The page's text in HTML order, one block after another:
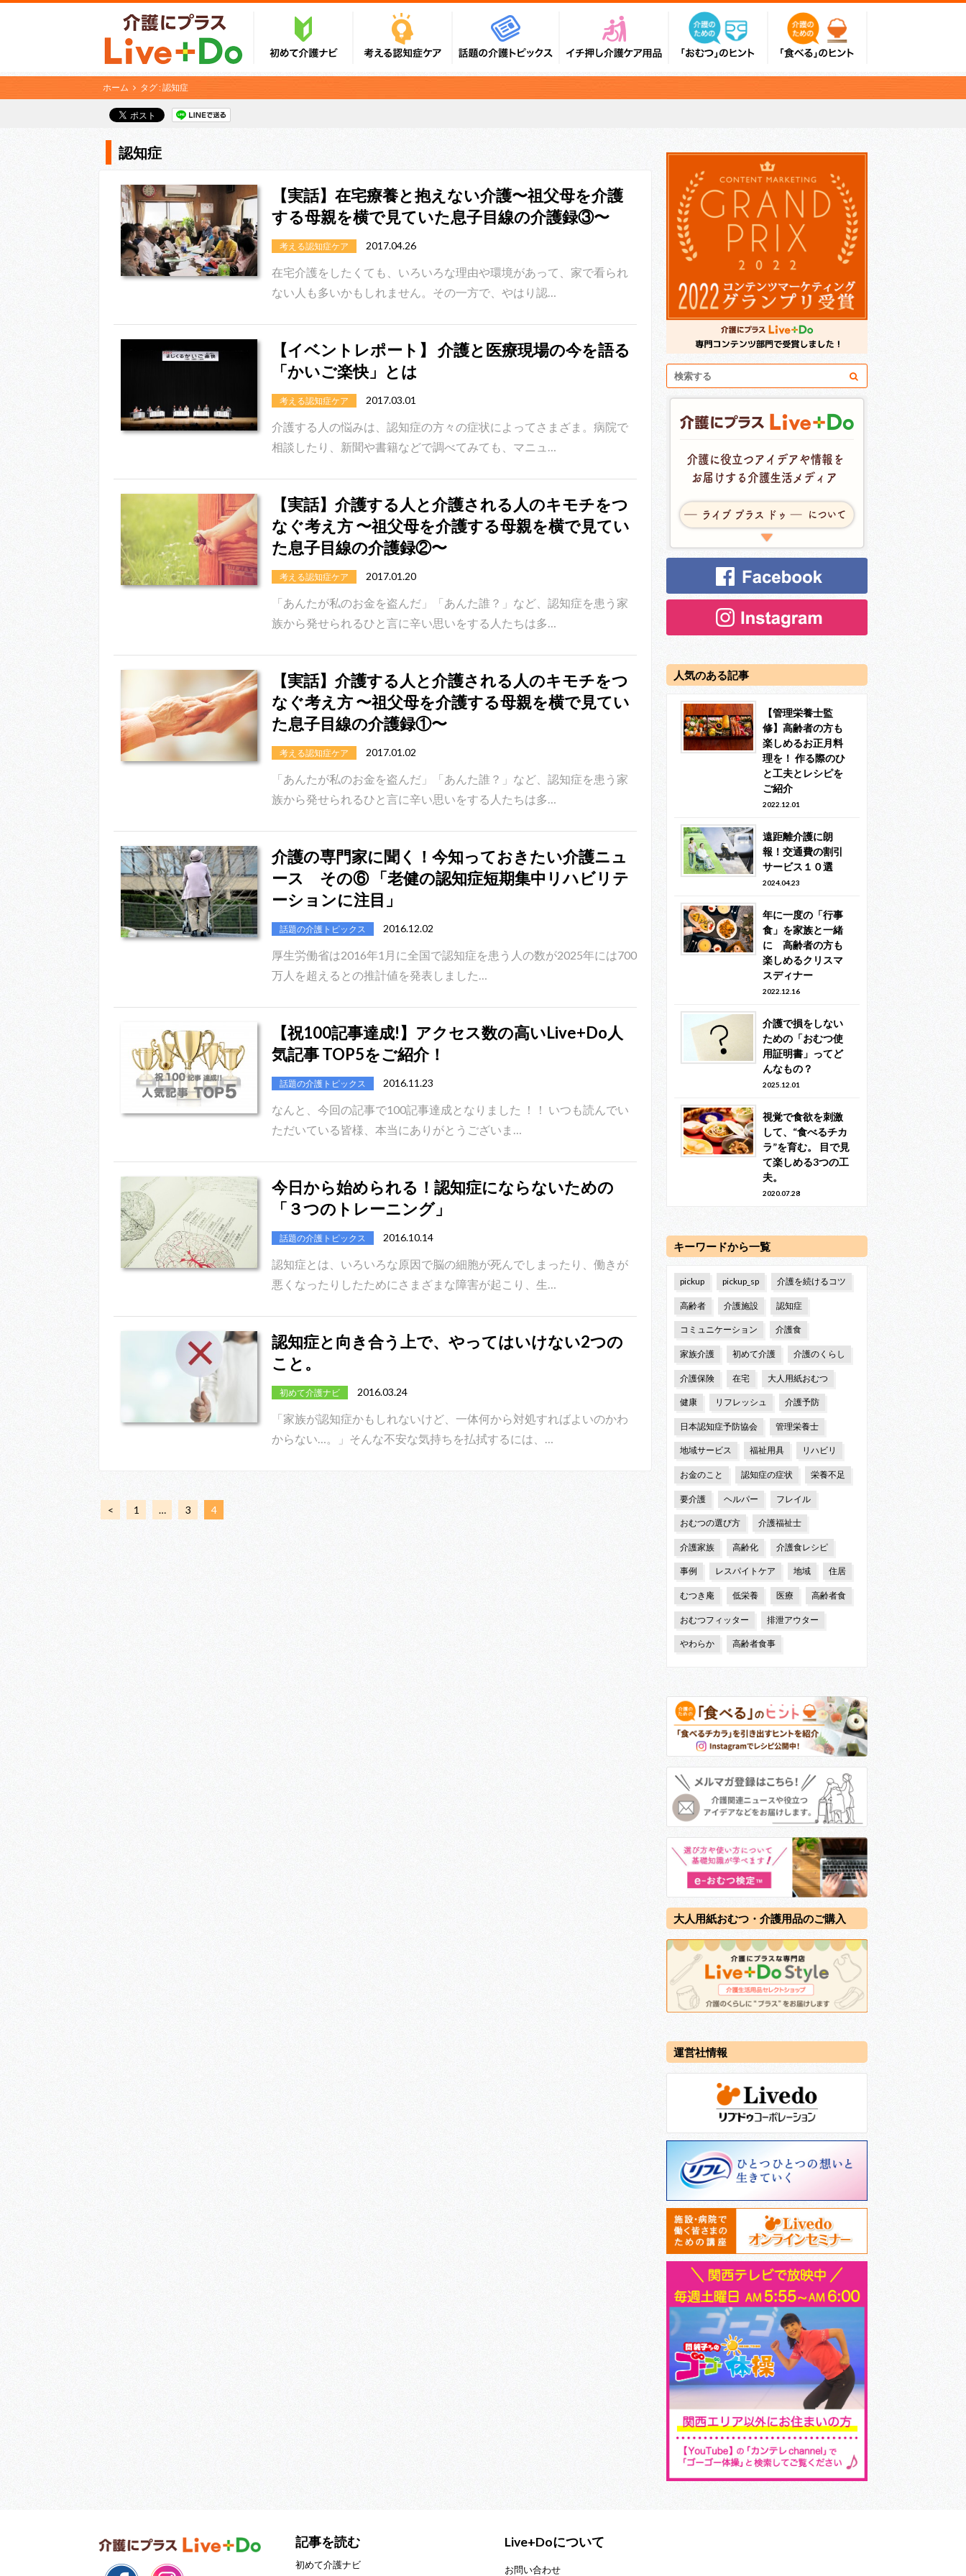
ホーム タグ : 認知症
認知症
【実話】在宅療養と抱えない介護〜祖父母を介護
する母親を横で見ていた息子目線の介護録③〜
考える認知症ケア 2017.04.26
在宅介護をしたくても、いろいろな理由や環境があって、家で看られ
ない人も多いかもしれません。その一方で、やはり認…
【イベントレポート】 介護と医療現場の今を語る
「かいご楽快」とは
考える認知症ケア 2017.03.01
介護する人の悩みは、認知症の方々の症状によってさまざま。病院で
相談したり、新聞や書籍などで調べてみても、マニュ…
【実話】介護する人と介護される人のキモチをつ
なぐ考え方 〜祖父母を介護する母親を横で見てい
た息子目線の介護録②〜
考える認知症ケア 2017.01.20
「あんたが私のお金を盗んだ」「あんた誰？」など、認知症を患う家
族から発せられるひと言に辛い思いをする人たちは多…
【実話】介護する人と介護される人のキモチをつ
なぐ考え方 〜祖父母を介護する母親を横で見てい
た息子目線の介護録①〜
考える認知症ケア 2017.01.02
「あんたが私のお金を盗んだ」「あんた誰？」など、認知症を患う家
族から発せられるひと言に辛い思いをする人たちは多…
介護の専門家に聞く！今知っておきたい介護ニュ
ース その⑥ 「老健の認知症短期集中リハビリテ
ーションに注目」
話題の介護トピックス 2016.12.02
厚生労働省は2016年1月に全国で認知症を患う人の数が2025年には700
万人を超えるとの推計値を発表しました…
【祝100記事達成!】アクセス数の高いLive+Do人
気記事 TOP5をご紹介！
話題の介護トピックス 2016.11.23
なんと、今回の記事で100記事達成となりました ！！ いつも読んでい
ただいている皆様、本当にありがとうございま…
今日から始められる！認知症にならないための
「３つのトレーニング」
話題の介護トピックス 2016.10.14
認知症とは、いろいろな原因で脳の細胞が死んでしまったり、働きが
悪くなったりしたためにさまざまな障害が起こり、生…
認知症と向き合う上で、やってはいけない2つの
こと。
初めて介護ナビ 2016.03.24
「家族が認知症かもしれないけど、一体何から対処すればよいのかわ
からない…。」そんな不安な気持ちを払拭するには、…
< 1 … 3 4
人気のある記事
【管理栄養士監
修】高齢者の方も
楽しめるお正月料
理を！ 作る際のひ
と工夫とレシピを
ご紹介
2022.12.01
遠距離介護に朗
報！交通費の割引
サービス１０選
2024.04.23
年に一度の「行事
食」を家族と一緒
に 高齢者の方も
楽しめるクリスマ
スディナー
2022.12.16
介護で損をしない
ための「おむつ使
用証明書」ってど
んなもの？
2025.12.01
視覚で食欲を刺激
して、“食べるチカ
ラ”を育む。 目で見
て楽しめる3つの工
夫。
2020.07.28
キーワードから一覧
pickup pickup_sp 介護を続けるコツ
高齢者 介護施設 認知症
コミュニケーション 介護食
家族介護 初めて介護 介護のくらし
介護保険 在宅 大人用紙おむつ
健康 リフレッシュ 介護予防
日本認知症予防協会 管理栄養士
地域サービス 福祉用具 リハビリ
お金のこと 認知症の症状 栄養不足
要介護 ヘルパー フレイル
おむつの選び方 介護福祉士
介護家族 高齢化 介護食レシピ
事例 レスパイトケア 地域 住居
むつき庵 低栄養 医療 高齢者食
おむつフィッター 排泄アウター
やわらか 高齢者食事
大人用紙おむつ・介護用品のご購入
運営社情報
記事を読む
初めて介護ナビ
Live+Doについて
お問い合わせ